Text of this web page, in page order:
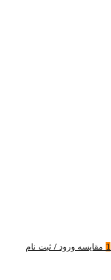
1 مقایسه ورود / ثبت نام